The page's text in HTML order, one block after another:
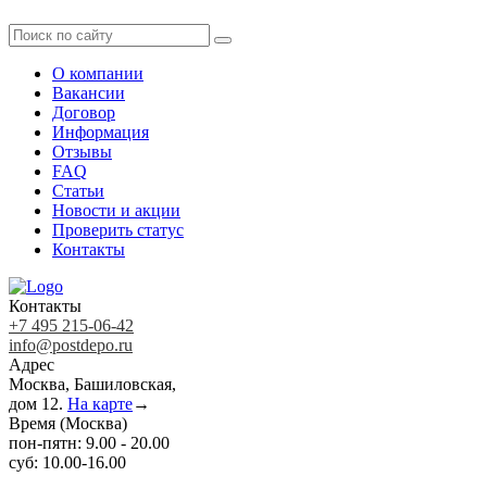
О компании
Вакансии
Договор
Информация
Отзывы
FAQ
Статьи
Новости и акции
Проверить статус
Контакты
Контакты
+7 495 215-06-42
info@postdepo.ru
Адрес
Москва, Башиловская,
дом 12. На карте→
Время (Москва)
пон-пятн: 9.00 - 20.00
суб: 10.00-16.00